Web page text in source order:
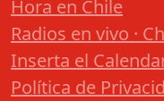
Hora en Chile
Radios en vivo ·
Inserta el
Política de